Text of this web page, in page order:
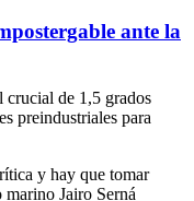
ante la
crucial de 1,5 grados
preindustriales para
y hay que tomar
Jairo Serná